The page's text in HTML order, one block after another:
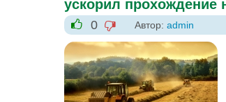
ускорил прохождение
+1
0
-1
Автор: admin